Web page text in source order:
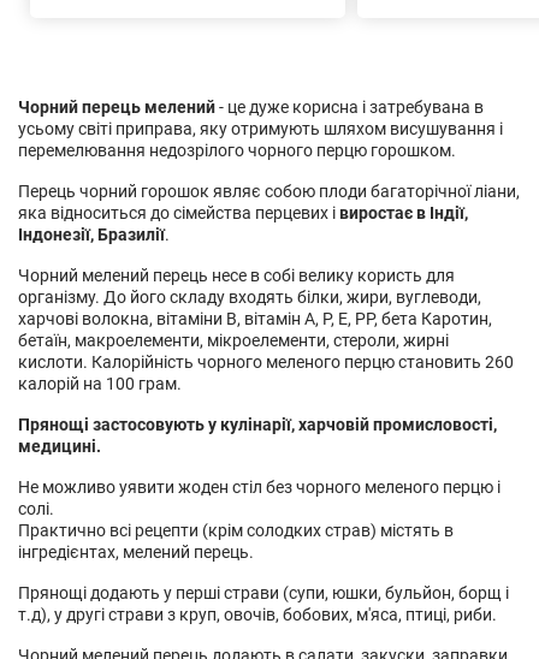
Чорний перець мелений- це дуже корисна і затребувана в
усьому світі приправа, яку отримують шляхом висушування і
перемелювання недозрілого чорного перцю горошком.
Перець чорний горошок являє собою плоди багаторічної ліани,
яка відноситься до сімейства перцевих івиростає в Індії,
Індонезії, Бразилії.
Чорний мелений перець несе в собі велику користь для
організму. До його складу входять білки, жири, вуглеводи,
харчові волокна, вітаміни В, вітамін А, Р, Е, РР, бета Каротин,
бетаїн, макроелементи, мікроелементи, стероли, жирні
кислоти. Калорійність чорного меленого перцю становить 260
калорій на 100 грам.
Прянощі застосовують у кулінарії, харчовій промисловості,
медицині.
Не можливо уявити жоден стіл без чорного меленого перцю і
солі.
Практично всі рецепти (крім солодких страв) містять в
інгредієнтах, мелений перець.
Прянощі додають у перші страви (супи, юшки, бульйон, борщ і
т.д), у другі страви з круп, овочів, бобових, м'яса, птиці, риби.